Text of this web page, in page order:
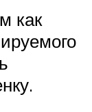
как